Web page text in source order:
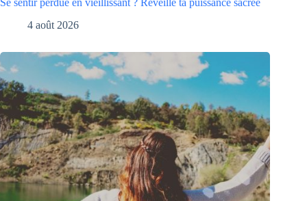
Se sentir perdue en vieillissant ? Réveille ta puissance sacrée
4 août 2026